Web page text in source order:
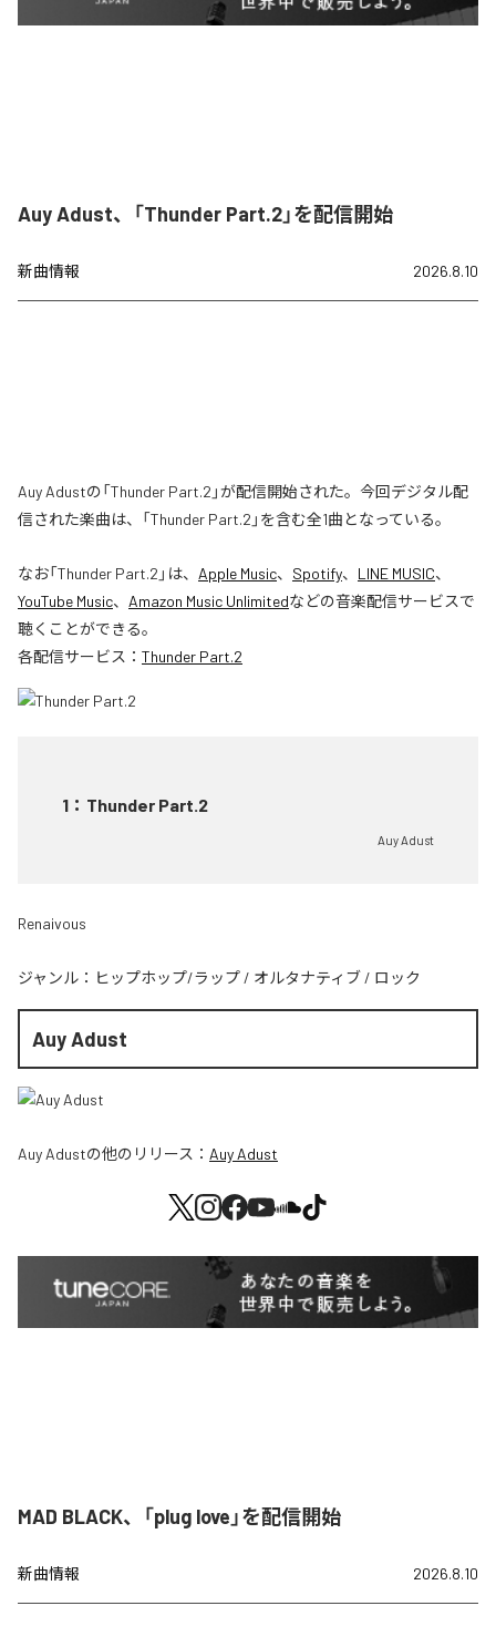
Auy Adust、「Thunder Part.2」を配信開始
新曲情報 2026.8.10
Auy Adustの「Thunder Part.2」が配信開始された。今回デジタル配
信された楽曲は、「Thunder Part.2」を含む全1曲となっている。
なお「Thunder Part.2 」は、 Apple Music、 Spotify、 LINE MUSIC、
YouTube Music、 Amazon Music Unlimitedなどの音楽配信サービスで
聴くことができる。
各配信サービス： Thunder Part.2
1 ： Thunder Part.2
Auy Adust
Renaivous
ジャンル： ヒップホップ/ラップ / オルタナティブ / ロック
Auy Adust
Auy Adustの他のリリース： Auy Adust
MAD BLACK、「plug love」を配信開始
新曲情報 2026.8.10